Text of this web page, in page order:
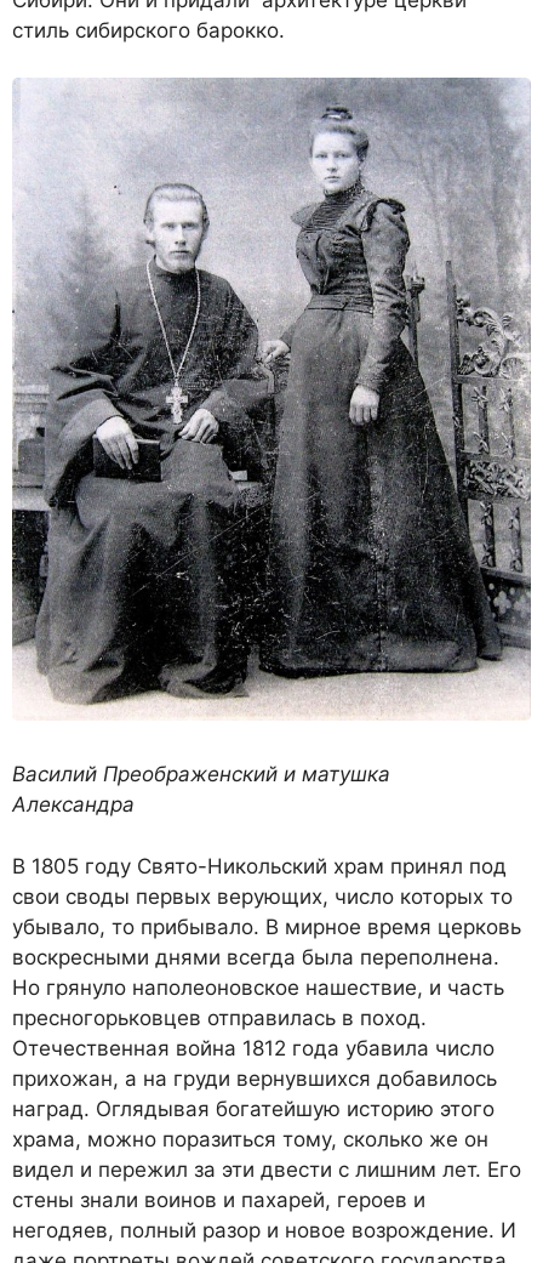
стиль сибирского барокко.
Василий Преображенский и матушка
Александра
В 1805 году Свято-Никольский храм принял под
свои своды первых верующих, число которых то
убывало, то прибывало. В мирное время церковь
воскресными днями всегда была переполнена.
Но грянуло наполеоновское нашествие, и часть
пресногорьковцев отправилась в поход.
Отечественная война 1812 года убавила число
прихожан, а на груди вернувшихся добавилось
наград. Оглядывая богатейшую историю этого
храма, можно поразиться тому, сколько же он
видел и пережил за эти двести с лишним лет. Его
стены знали воинов и пахарей, героев и
негодяев, полный разор и новое возрождение. И